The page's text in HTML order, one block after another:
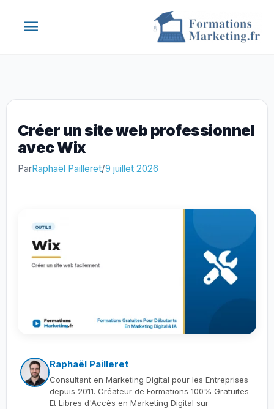
Menu
Créer un site web professionnel
avec Wix
ParRaphaël Pailleret/9 juillet 2026
Raphaël Pailleret
Consultant en Marketing Digital pour les Entreprises
depuis 2011. Créateur de Formations 100% Gratuites
Et Libres d'Accès en Marketing Digital sur